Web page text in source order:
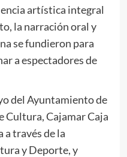
artística integral
la narración oral y
se fundieron para
a espectadores de
del Ayuntamiento de
Cultura, Cajamar Caja
a través de la
y Deporte, y